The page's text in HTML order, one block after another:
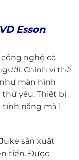
Esson
nghệ có
Chính vì thế
màn hình
thứ yếu. Thiết bị
năng mà 1
sản xuất
tiến. Được